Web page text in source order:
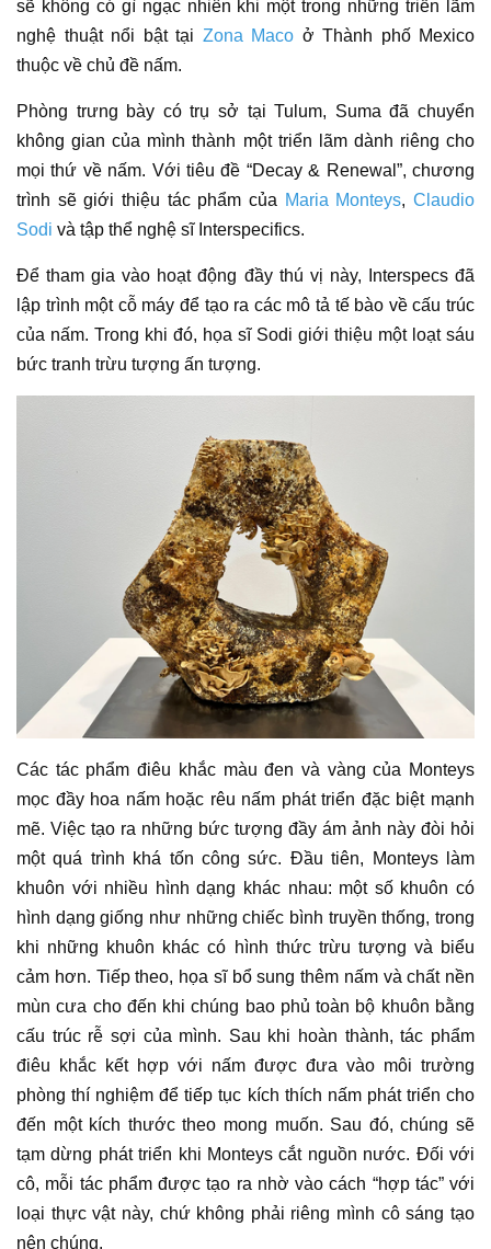
sẽ không có gì ngạc nhiên khi một trong nhữngtriển lãm
nghệ thuậtnổi bật tại Zona Maco ở Thành phố Mexico
thuộc về chủ đề nấm.
Phòng trưng bày có trụ sở tại Tulum, Suma đã chuyển
không gian của mình thành một triển lãmdành riêng cho
mọi thứ về nấm. Với tiêu đề “Decay & Renewal”, chương
trình sẽ giới thiệu tác phẩm của Maria Monteys,Claudio
Sodi và tập thể nghệ sĩ Interspecifics.
Để tham gia vào hoạt động đầy thú vị này, Interspecs đã
lập trình một cỗ máy để tạo ra các mô tả tế bào về cấu trúc
của nấm. Trong khi đó, họa sĩ Sodi giới thiệu một loạt sáu
bức tranh trừu tượng ấn tượng.
Các tác phẩm điêu khắcmàu đen và vàng của Monteys
mọc đầy hoa nấm hoặc rêu nấm phát triển đặc biệt mạnh
mẽ. Việc tạo ra những bức tượng đầy ám ảnh này đòi hỏi
một quá trình khá tốn công sức. Đầu tiên, Monteys làm
khuôn với nhiều hình dạng khác nhau: một số khuôn có
hình dạng giống như những chiếc bình truyền thống, trong
khi những khuôn khác có hình thức trừu tượng và biểu
cảm hơn. Tiếp theo, họa sĩbổ sung thêm nấm và chất nền
mùn cưa cho đến khi chúng bao phủ toàn bộ khuôn bằng
cấu trúc rễ sợi của mình. Sau khi hoàn thành,tác phẩm
điêu khắc kết hợp với nấm được đưa vào môi trường
phòng thí nghiệm để tiếp tục kích thích nấm phát triển cho
đến một kích thước theo mong muốn. Sau đó, chúng sẽ
tạm dừng phát triển khi Monteys cắt nguồn nước. Đối với
cô, mỗi tác phẩmđược tạo ra nhờ vào cách “hợp tác” với
loại thực vật này, chứ không phải riêng mình cô sáng tạo
nên chúng.